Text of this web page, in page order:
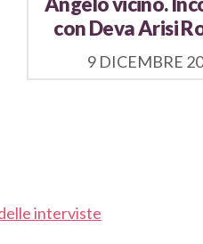
con Deva Arisi
9 DICEMBRE
interviste